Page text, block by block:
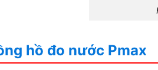
hồ đo nước Pmax